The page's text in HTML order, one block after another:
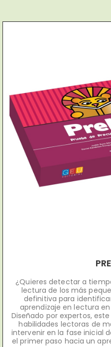
¿Quieres detectar a
lectura de los más
definitiva para
aprendizaje en lectura
Diseñado por expertos,
habilidades lectoras de
intervenir en la fase inicial
el primer paso hacia un